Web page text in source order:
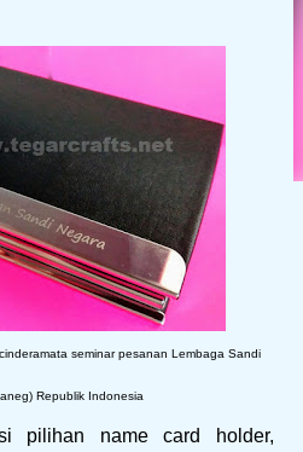
seminar pesanan Lembaga Sandi
Republik Indonesia
name card holder,